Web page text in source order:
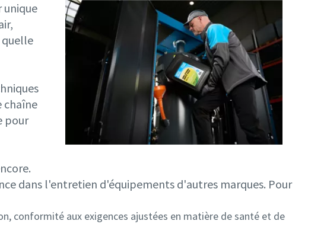
unique
quelle
chaîne
pour
dans l'entretien d'équipements d'autres marques. Pour
conformité aux exigences ajustées en matière de santé et de